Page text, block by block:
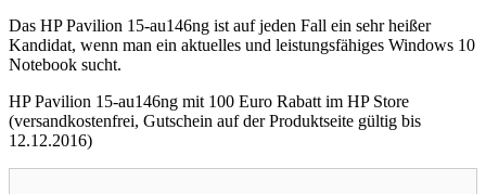
Das HP Pavilion 15-au146ng ist auf jeden Fall ein sehr heißer
Kandidat, wenn man ein aktuelles und leistungsfähiges Windows 10
Notebook sucht.
HP Pavilion 15-au146ng mit 100 Euro Rabatt im HP Store
(versandkostenfrei, Gutschein auf der Produktseite gültig bis
12.12.2016)